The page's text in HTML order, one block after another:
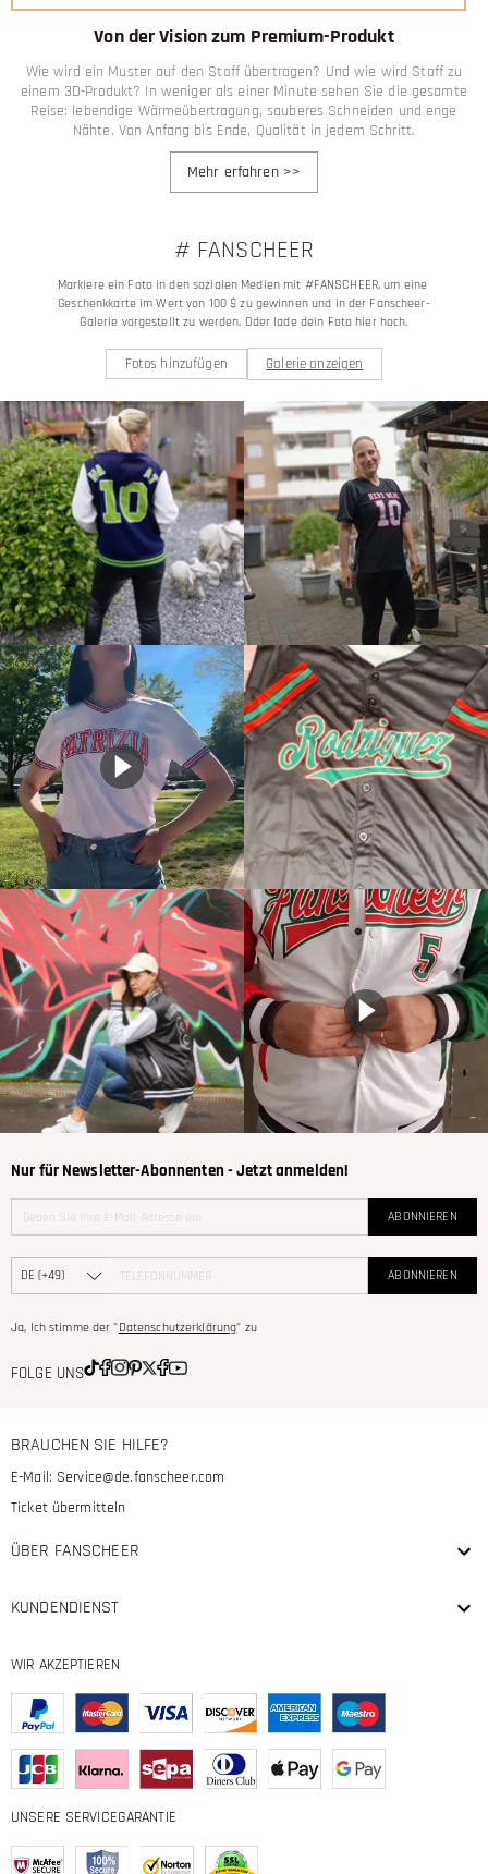
Von der Vision zum Premium-Produkt
Wie wird ein Muster auf den Stoff übertragen? Und wie wird Stoff zu
einem 3D-Produkt? In weniger als einer Minute sehen Sie die gesamte
Reise: lebendige Wärmeübertragung, sauberes Schneiden und enge
Nähte. Von Anfang bis Ende, Qualität in jedem Schritt.
Mehr erfahren>>
# FANSCHEER
Markiere ein Foto in den sozialen Medien mit #FANSCHEER, um eine
Geschenkkarte im Wert von 100 $ zu gewinnen und in der Fanscheer-
Galerie vorgestellt zu werden. Oder lade dein Foto hier hoch.
Fotos hinzufügen Galerie anzeigen
Nur für Newsletter-Abonnenten - Jetzt anmelden!
ABONNIEREN
ABONNIEREN
Ja, Ich stimme der "Datenschutzerklärung" zu
FOLGE UNS
BRAUCHEN SIE HILFE?
E-Mail: Service@de.fanscheer.com
Ticket übermitteln
ÜBER FANSCHEER
KUNDENDIENST
WIR AKZEPTIEREN
UNSERE SERVICEGARANTIE